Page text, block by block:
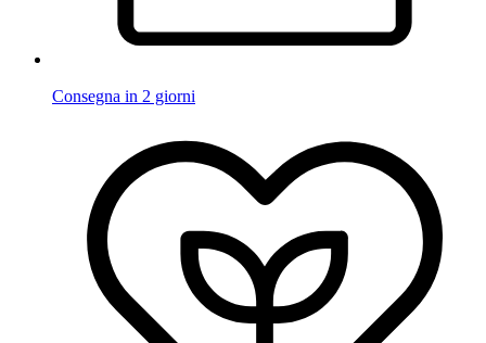
Consegna in 2 giorni